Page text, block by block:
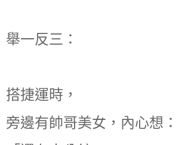
舉一反三：
搭捷運時，
旁邊有帥哥美女，內心想：